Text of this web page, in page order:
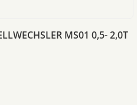
MS01 0,5- 2,0T